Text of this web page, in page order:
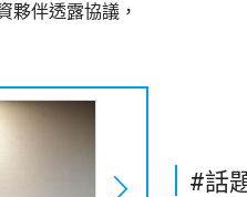
夥伴透露協議，
#話